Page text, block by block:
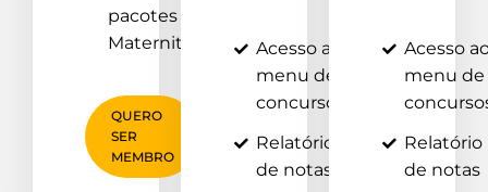
pacotes
Maternity
QUERO
SER
MEMBRO
Acesso ao
menu de
concursos
Relatório
de notas
Acesso
menu de
Relatório
de notas